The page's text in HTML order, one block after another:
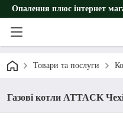
Опалення плюс інтернет
Товари та послуги
Газові котли ATTACK